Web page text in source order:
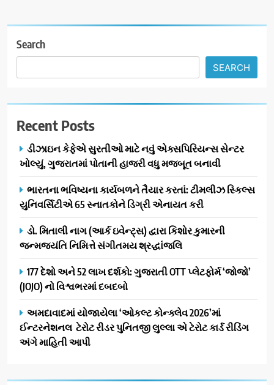
Search
SEARCH
Recent Posts
ડીઝાઇન કેફેએ સુરતીઓ માટે નવું એક્સપિરિયન્સ સેન્ટર
ખોલ્યું, ગુજરાતમાં પોતાની હાજરી વધુ મજબૂત બનાવી
ભારતના ભવિષ્યના કાર્યબળને તૈયાર કરતાં: ટીમલીઝ સ્કિલ્સ
યુનિવર્સિટીએ 65 સ્નાતકોને ડિગ્રી એનાયત કરી
ડો. મિતાલી નાગ (આર્ક ઇવેન્ટ્સ) દ્વારા કિશોર કુમારની
જન્મજયંતિ નિમિત્તે સંગીતમય શ્રદ્ધાંજલિ
177 દેશો અને 52 લાખ દર્શકો: ગુજરાતી OTT પ્લેટફોર્મ ‘જોજો’
(JOJO) નો વિશ્વભરમાં દબદબો
અમદાવાદમાં યોજાયેલા ‘ઓકલ્ટ કોન્ક્લેવ 2026’માં
ઈન્ટરનેશનલ ટેરોટ રીડર પુનિતજી લુલ્લા એ ટેરોટ કાર્ડ રીડિંગ
અંગે માહિતી આપી